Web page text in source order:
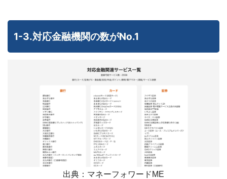
1-3.対応金融機関の数がNo.1
出典：マネーフォワードME